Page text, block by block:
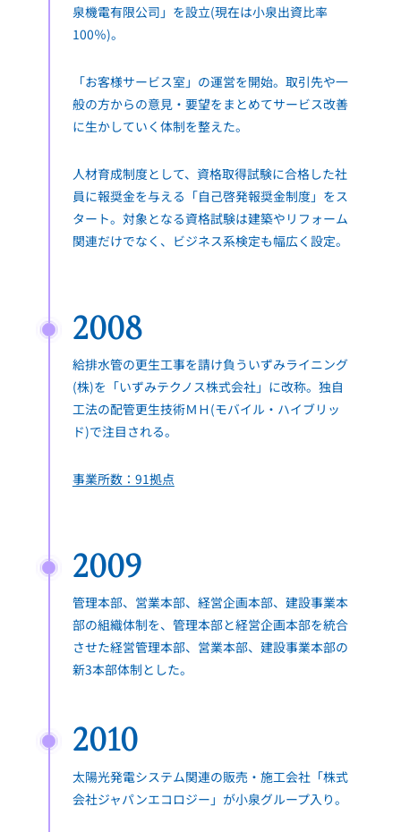
泉機電有限公司」を設立(現在は小泉出資比率
100％)。
「お客様サービス室」の運営を開始。取引先や一
般の方からの意見・要望をまとめてサービス改善
に生かしていく体制を整えた。
人材育成制度として、資格取得試験に合格した社
員に報奨金を与える「自己啓発報奨金制度」をス
タート。対象となる資格試験は建築やリフォーム
関連だけでなく、ビジネス系検定も幅広く設定。
2008
給排水管の更生工事を請け負ういずみライニング
(株)を「いずみテクノス株式会社」に改称。独自
工法の配管更生技術ＭＨ(モバイル・ハイブリッ
ド)で注目される。
事業所数：91拠点
2009
管理本部、営業本部、経営企画本部、建設事業本
部の組織体制を、管理本部と経営企画本部を統合
させた経営管理本部、営業本部、建設事業本部の
新3本部体制とした。
2010
太陽光発電システム関連の販売・施工会社「株式
会社ジャパンエコロジー」が小泉グループ入り。